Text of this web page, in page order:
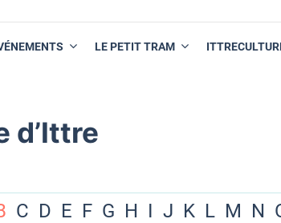
LE PETIT TRAM
d’Ittre
C D E F G H I J K L M N